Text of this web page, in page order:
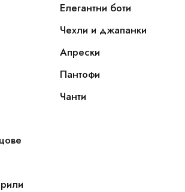
Елегантни боти
Чехли и джапанки
Апрески
Пантофи
Чанти